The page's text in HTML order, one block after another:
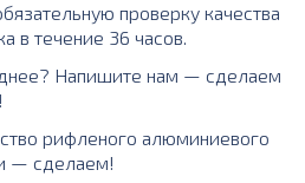
проверку качества
в течение 36 часов.
Напишите нам — сделаем
рифленого алюминиевого
— сделаем!